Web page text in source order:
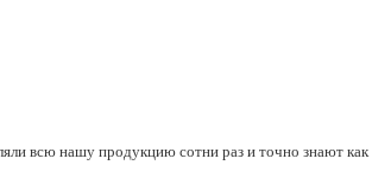
всю нашу продукцию сотни раз и точно знают как